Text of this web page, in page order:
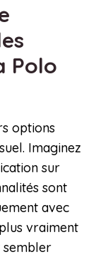
Polo
options
Imaginez
sur
sont
avec
vraiment
sembler